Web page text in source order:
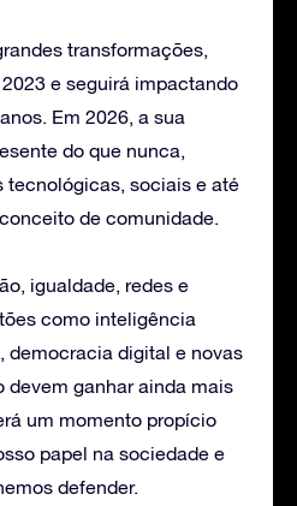
transformações,
e seguirá impactando
Em 2026, a sua
do que nunca,
tecnológicas, sociais e até
de comunidade.
igualdade, redes e
como inteligência
digital e novas
devem ganhar ainda mais
um momento propício
papel na sociedade e
defender.